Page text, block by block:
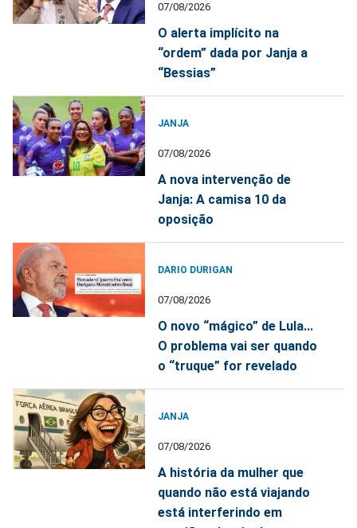
07/08/2026
O alerta implícito na
“ordem” dada por Janja a
“Bessias”
JANJA
07/08/2026
A nova intervenção de
Janja: A camisa 10 da
oposição
DARIO DURIGAN
07/08/2026
O novo “mágico” de Lula...
O problema vai ser quando
o “truque” for revelado
JANJA
07/08/2026
A história da mulher que
quando não está viajando
está interferindo em